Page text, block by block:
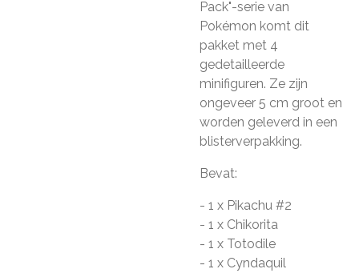
Pack"-serie van
Pokémon komt dit
pakket met 4
gedetailleerde
minifiguren. Ze zijn
ongeveer 5 cm groot en
worden geleverd in een
blisterverpakking.
Bevat:
- 1 x Pikachu #2
- 1 x Chikorita
- 1 x Totodile
- 1 x Cyndaquil